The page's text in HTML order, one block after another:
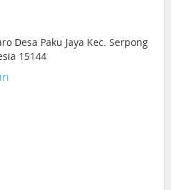
Desa Paku Jaya Kec. Serpong
15144